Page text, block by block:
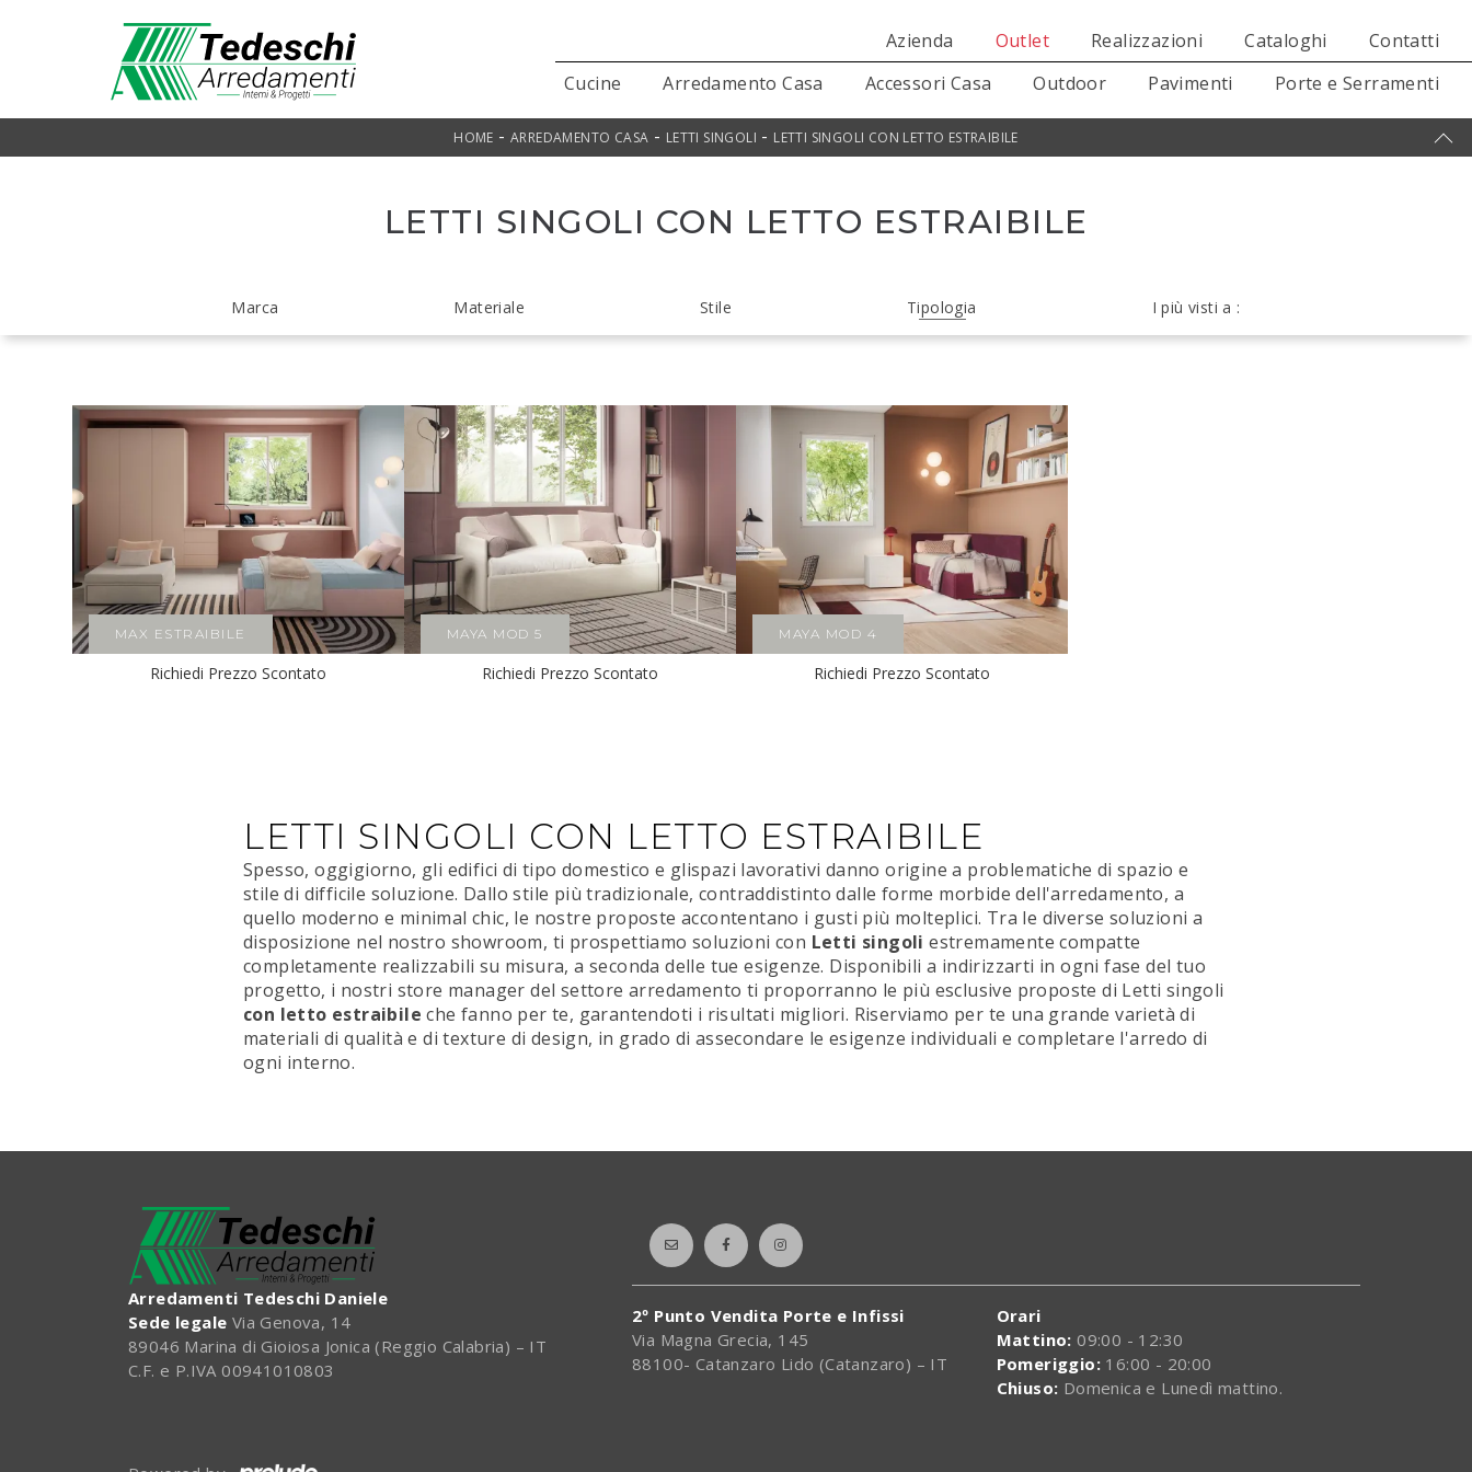
Azienda Outlet Realizzazioni Cataloghi
Contatti
Cucine
Arredamento Casa Accessori Casa Outdoor Pavimenti Porte e Serramenti
HOME -ARREDAMENTO CASA - LETTI SINGOLI - LETTI SINGOLI CON LETTO ESTRAIBILE
LETTI SINGOLI CON LETTO ESTRAIBILE
Marca Materiale Stile Tipologia I più visti a :
MAX ESTRAIBILE
Richiedi Prezzo Scontato
MAYA MOD 5
Richiedi Prezzo Scontato
MAYA MOD 4
Richiedi Prezzo Scontato
LETTI SINGOLI CON LETTO ESTRAIBILE
Spesso, oggigiorno, gli edifici di tipo domestico e glispazi lavorativi danno origine a problematiche di spazio e
stile di difficile soluzione. Dallo stile più tradizionale, contraddistinto dalle forme morbide dell'arredamento, a
quello moderno e minimal chic, le nostre proposte accontentano i gusti più molteplici. Tra le diverse soluzioni a
disposizione nel nostro showroom, ti prospettiamo soluzioni con Letti singoli estremamente compatte
completamente realizzabili su misura, a seconda delle tue esigenze. Disponibili a indirizzarti in ogni fase del tuo
progetto, i nostri store manager del settore arredamento ti proporranno le più esclusive proposte di Letti singoli
con letto estraibile che fanno per te, garantendoti i risultati migliori. Riserviamo per te una grande varietà di
materiali di qualità e di texture di design, in grado di assecondare le esigenze individuali e completare l'arredo di
ogni interno.
Arredamenti Tedeschi Daniele
Sede legale Via Genova, 14
89046 Marina di Gioiosa Jonica (Reggio Calabria) – IT
C.F. e P.IVA 00941010803
2º Punto Vendita Porte e Infissi
Via Magna Grecia, 145
88100- Catanzaro Lido (Catanzaro) – IT
Orari
Mattino: 09:00 - 12:30
Pomeriggio:16:00 - 20:00
Chiuso: Domenica e Lunedì mattino.